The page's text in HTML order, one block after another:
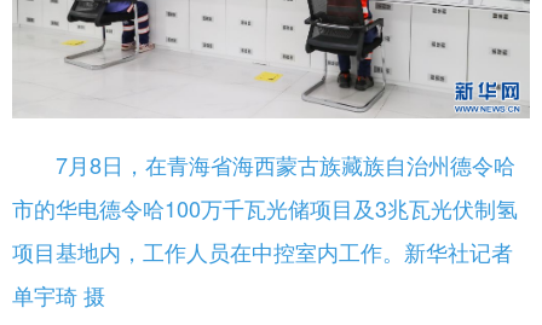
7月8日，在青海省海西蒙古族藏族自治州德令哈
市的华电德令哈100万千瓦光储项目及3兆瓦光伏制氢
项目基地内，工作人员在中控室内工作。新华社记者
单宇琦 摄